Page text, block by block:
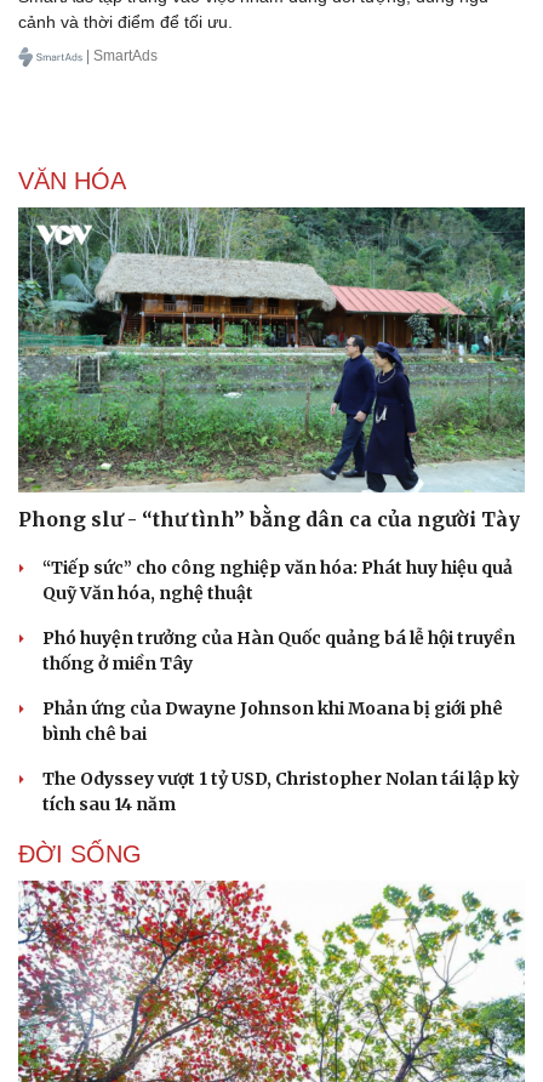
Thông tin doanh nghiệp
Doanh nghiệp 24h
cảnh và thời điểm để tối ưu.
| SmartAds
VĂN HÓA
Phong slư - “thư tình” bằng dân ca của người Tày
“Tiếp sức” cho công nghiệp văn hóa: Phát huy hiệu quả
Quỹ Văn hóa, nghệ thuật
Phó huyện trưởng của Hàn Quốc quảng bá lễ hội truyền
thống ở miền Tây
Phản ứng của Dwayne Johnson khi Moana bị giới phê
bình chê bai
The Odyssey vượt 1 tỷ USD, Christopher Nolan tái lập kỳ
tích sau 14 năm
ĐỜI SỐNG